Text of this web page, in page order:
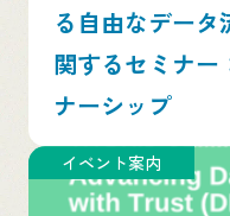
る自由なデータ
関するセミナー
ナーシップ
イベント案内